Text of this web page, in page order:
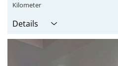
Kilometer
Details